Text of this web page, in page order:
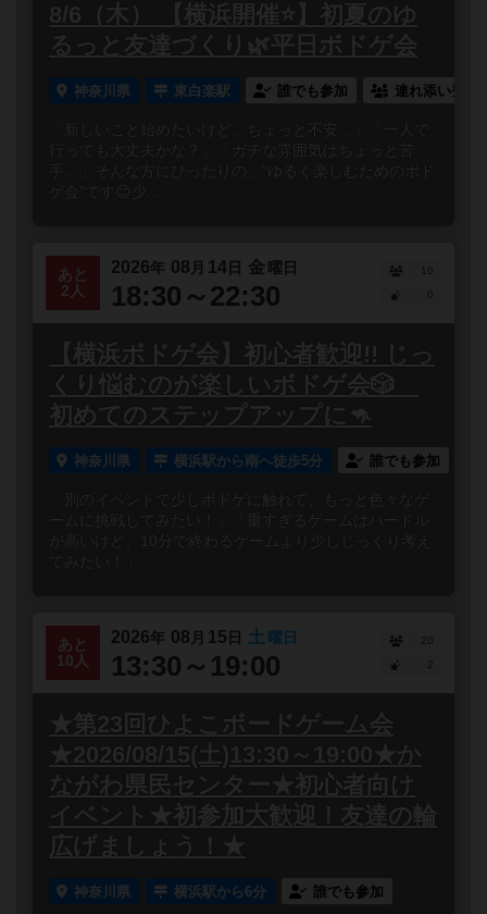
8/6（木） 【横浜開催⭐️】初夏のゆ
るっと友達づくり🌿平日ボドゲ会
神奈川県 東白楽駅 誰でも参加 連れ添い登録
「新しいこと始めたいけど、ちょっと不安…」「一人で
行っても大丈夫かな？」「ガチな雰囲気はちょっと苦
手…」そんな方にぴったりの、“ゆるく楽しむためのボド
ゲ会”です😊少...
あと
2人
2026年 08 月 14 日 金曜日
18:30～22:30
10
【横浜ボドゲ会】初心者歓迎!! じっ
くり悩むのが楽しいボドゲ会🎲
初めてのステップアップに🦘
神奈川県 横浜駅から南へ徒歩5分 誰でも参加
「別のイベントで少しボドゲに触れて、もっと色々なゲ
ームに挑戦してみたい！」「重すぎるゲームはハードル
が高いけど、10分で終わるゲームより少しじっくり考え
あと
10人
2026年 08 月 15 日 土 曜日
13:30～19:00
20
2
★第23回ひよこボードゲーム会
★2026/08/15(土)13:30～19:00★か
ながわ県民センター★初心者向け
イベント★初参加大歓迎！友達の輪
広げましょう！★
神奈川県 横浜駅から6分 誰でも参加